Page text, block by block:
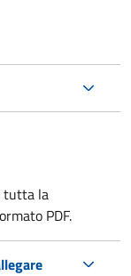
tutta la
PDF.